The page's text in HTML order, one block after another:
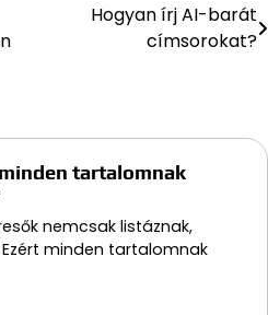
Hogyan írj AI-barát
címsorokat?
tartalomnak
nemcsak listáznak,
minden tartalomnak